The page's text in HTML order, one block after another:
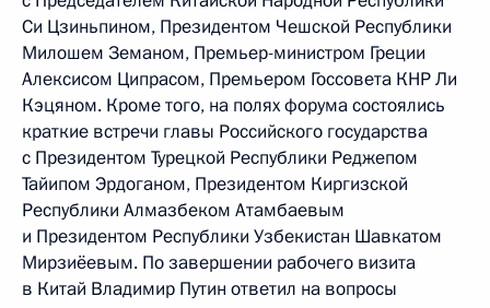
Си Цзиньпином, Президентом Чешской Республики
Милошем Земаном, Премьер-министром Греции
Алексисом Ципрасом, Премьером Госсовета КНР Ли
Кэцяном. Кроме того, на полях форума состоялись
краткие встречи главы Российского государства
с Президентом Турецкой Республики Реджепом
Тайипом Эрдоганом, Президентом Киргизской
Республики Алмазбеком Атамбаевым
и Президентом Республики Узбекистан Шавкатом
Мирзиёевым. По завершении рабочего визита
в Китай Владимир Путин ответил на вопросы